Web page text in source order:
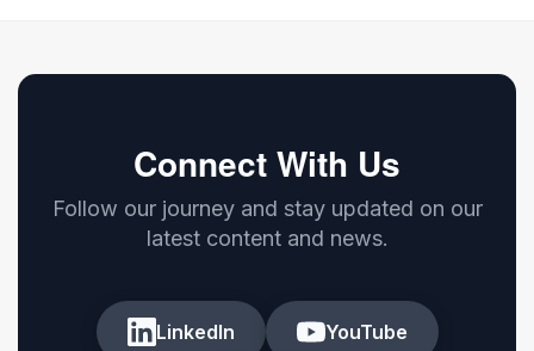
Connect With Us
Follow our journey and stay updated on our
latest content and news.
LinkedIn YouTube